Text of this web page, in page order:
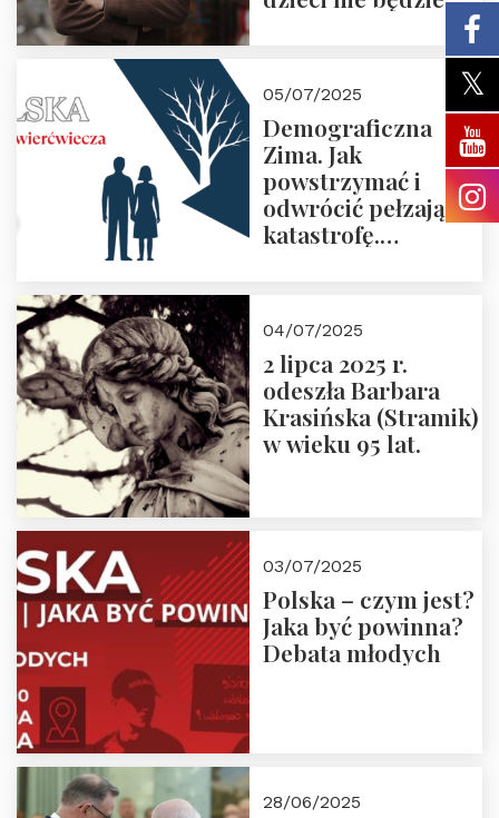
05/07/2025
Demograficzna
Zima. Jak
powstrzymać i
odwrócić pełzającą
katastrofę.
Nowego
Ćwierćwiecza”
04/07/2025
2 lipca 2025 r.
odeszła Barbara
Krasińska (Stramik)
w wieku 95 lat.
03/07/2025
Polska – czym jest?
Jaka być powinna?
Debata młodych
28/06/2025